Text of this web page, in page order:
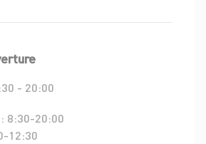
- 20:00
8:30-20:00
12:30